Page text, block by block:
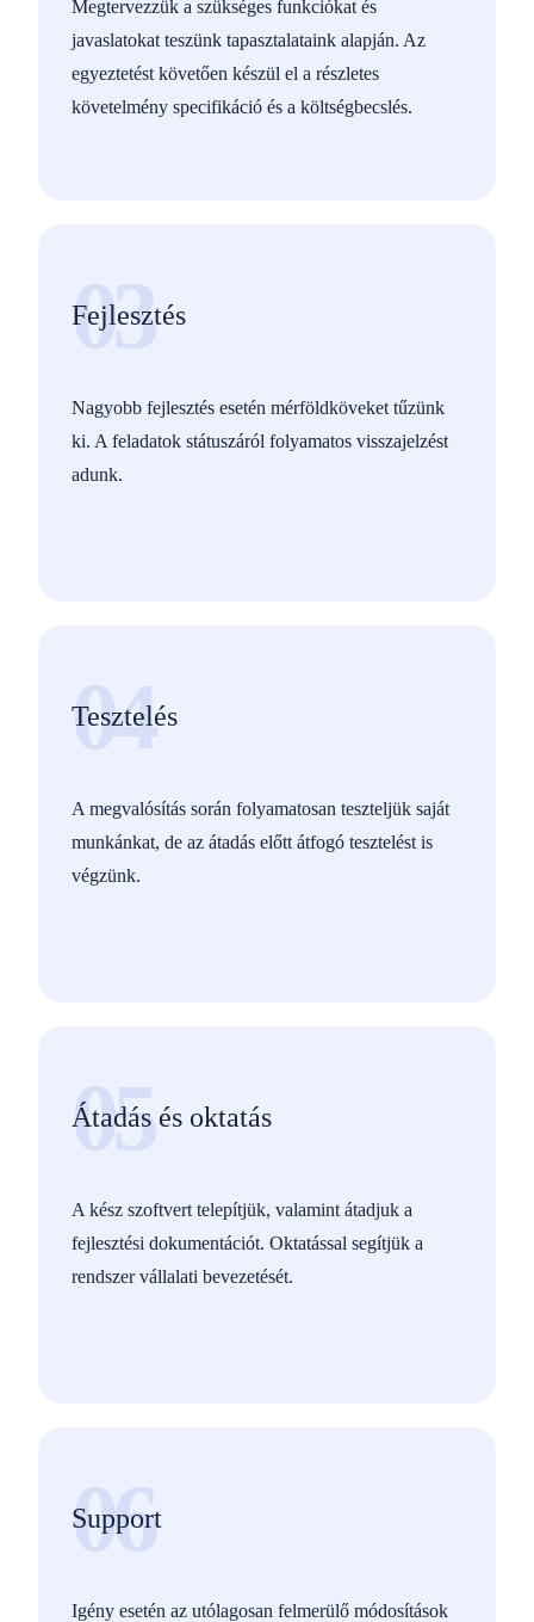
Megtervezzük a szükséges funkciókat és
javaslatokat teszünk tapasztalataink alapján. Az
egyeztetést követően készül el a részletes
követelmény specifikáció és a költségbecslés.
03
Fejlesztés
Nagyobb fejlesztés esetén mérföldköveket tűzünk
ki. A feladatok státuszáról folyamatos visszajelzést
adunk.
04
Tesztelés
A megvalósítás során folyamatosan teszteljük saját
munkánkat, de az átadás előtt átfogó tesztelést is
végzünk.
05
Átadás és oktatás
A kész szoftvert telepítjük, valamint átadjuk a
fejlesztési dokumentációt. Oktatással segítjük a
rendszer vállalati bevezetését.
06
Support
Igény esetén az utólagosan felmerülő módosítások